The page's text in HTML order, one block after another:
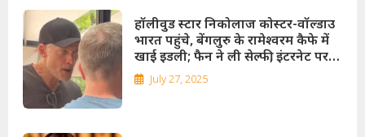
हॉलीवुड स्टार निकोलाज कोस्टर-वॉल्डाउ
भारत पहुंचे, बेंगलुरु के रामेश्वरम कैफे में
खाई इडली; फैन ने ली सेल्फी, इंटरनेट पर
वायरल हुआ वीडियो!
July 27, 2025